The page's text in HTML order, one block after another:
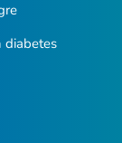
diabetes